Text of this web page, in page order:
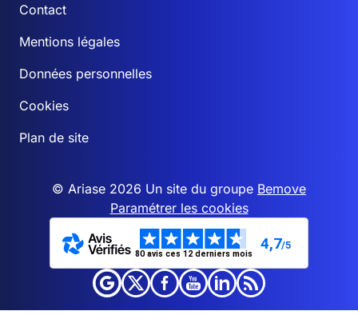
Contact
Mentions légales
Données personnelles
Cookies
Plan de site
© Ariase 2026 Un site du groupe Bemove
Paramétrer les cookies
80 avis ces 12 derniers mois
4,7/5